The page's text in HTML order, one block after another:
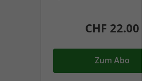
CHF 22.00
Zum Abo